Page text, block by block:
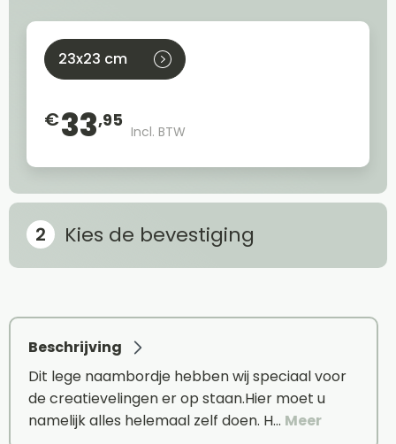
23x23 cm
€33,95
Incl. BTW
Kies de bevestiging
Beschrijving
Dit lege naambordje hebben wij speciaal voor
de creatievelingen er op staan.Hier moet u
namelijk alles helemaal zelf doen. H… Meer